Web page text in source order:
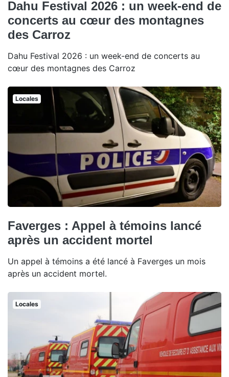
Dahu Festival 2026 : un week-end de
concerts au cœur des montagnes
des Carroz
Dahu Festival 2026 : un week-end de concerts au
cœur des montagnes des Carroz
Locales
Faverges : Appel à témoins lancé
après un accident mortel
Un appel à témoins a été lancé à Faverges un mois
après un accident mortel.
Locales